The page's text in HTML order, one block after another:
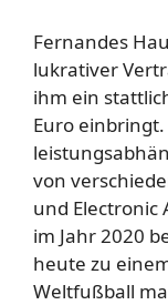
Fernandes
lukrativer
ihm ein
Euro
von
und Electronic
im Jahr 2020
heute zu
Weltfußball